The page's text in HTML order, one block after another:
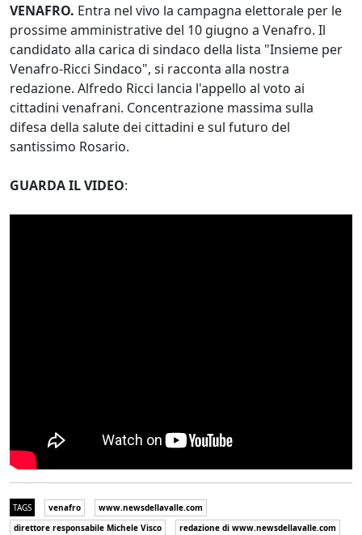
VENAFRO. Entra nel vivo la campagna elettorale per le
prossime amministrative del 10 giugno a Venafro. Il
candidato alla carica di sindaco della lista "Insieme per
Venafro-Ricci Sindaco", si racconta alla nostra
redazione. Alfredo Ricci lancia l'appello al voto ai
cittadini venafrani. Concentrazione massima sulla
difesa della salute dei cittadini e sul futuro del
santissimo Rosario.
GUARDA IL VIDEO:
TAGS venafro
www.newsdellavalle.com
direttore responsabile Michele Visco
redazione di www.newsdellavalle.com